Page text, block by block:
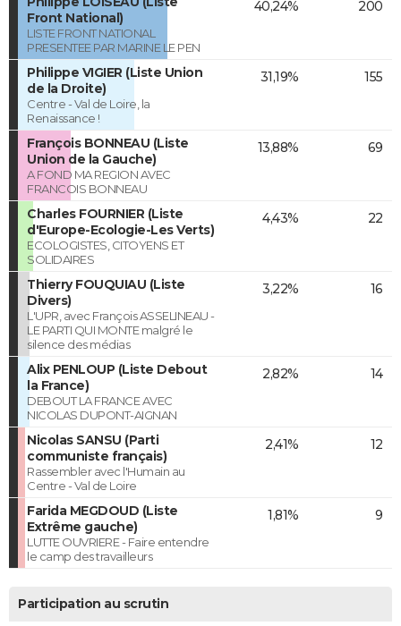
Front National)
LISTE FRONT NATIONAL
PRESENTEE PAR MARINE LE PEN
40,24% 200
Philippe VIGIER (Liste Union
de la Droite)
Centre - Val de Loire, la
Renaissance !
31,19% 155
François BONNEAU (Liste
Union de la Gauche)
A FOND MA REGION AVEC
FRANCOIS BONNEAU
13,88% 69
Charles FOURNIER (Liste
d'Europe-Ecologie-Les Verts)
ECOLOGISTES, CITOYENS ET
SOLIDAIRES
4,43% 22
Thierry FOUQUIAU (Liste
Divers)
L'UPR, avec François ASSELINEAU -
LE PARTI QUI MONTE malgré le
silence des médias
3,22% 16
Alix PENLOUP (Liste Debout
la France)
DEBOUT LA FRANCE AVEC
NICOLAS DUPONT-AIGNAN
2,82% 14
Nicolas SANSU (Parti
communiste français)
Rassembler avec l'Humain au
Centre - Val de Loire
2,41% 12
Farida MEGDOUD (Liste
Extrême gauche)
LUTTE OUVRIERE - Faire entendre
le camp des travailleurs
1,81% 9
Participation au scrutin